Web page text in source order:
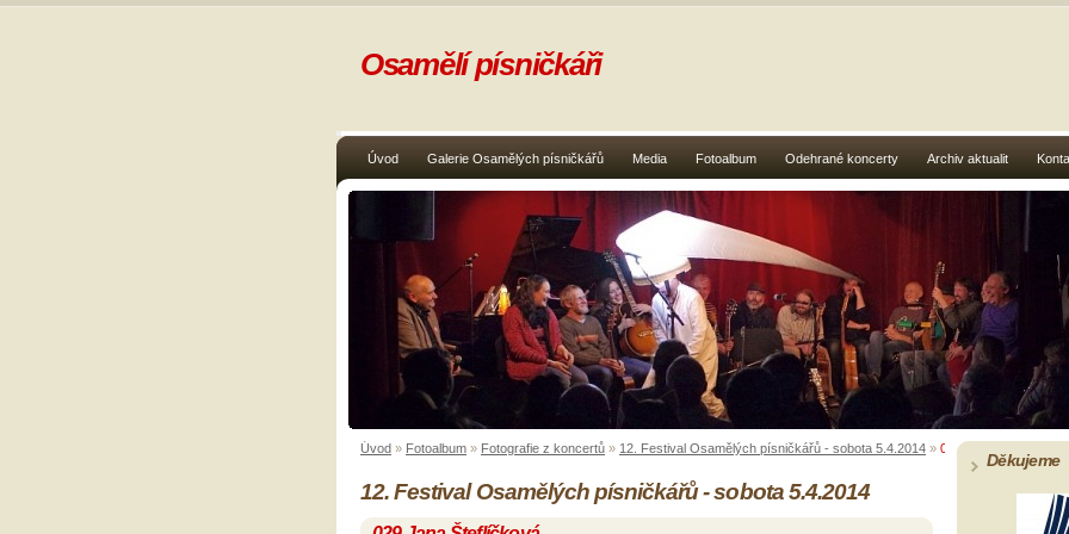
Úvod Galerie Osamělých písničkářů Media Fotoalbum Odehrané koncerty Archiv aktualit
Osamělí písničkáři
Úvod » Fotoalbum » Fotografie z koncertů » 12. Festival Osamělých písničkářů - sobota 5.4.2014 » 029 Jana Šteflíčková
12. Festival Osamělých písničkářů - sobota 5.4.2014
Děkujeme